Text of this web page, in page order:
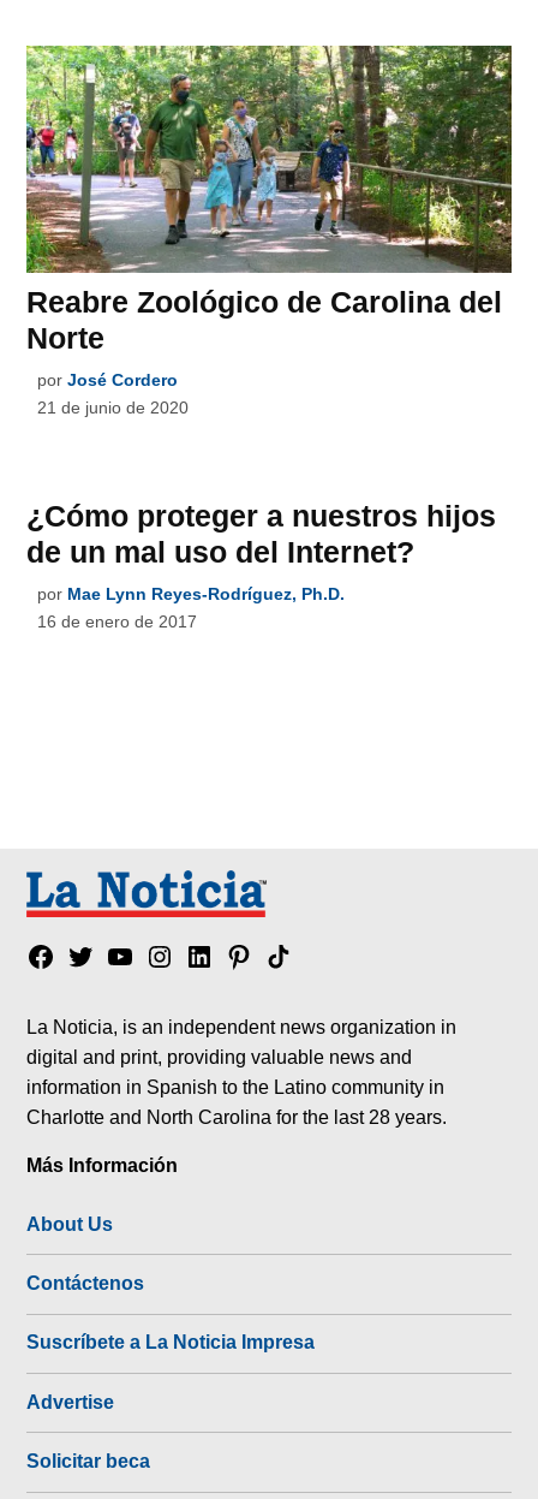
Reabre Zoológico de Carolina del
Norte
por José Cordero
21 de junio de 2020
¿Cómo proteger a nuestros hijos
de un mal uso del Internet?
por Mae Lynn Reyes-Rodríguez, Ph.D.
16 de enero de 2017
Facebook
TwitterYouTubeInstagram
LinkedinPinterest
Tik
La Noticia, is an independent news organization in
digital and print, providing valuable news and
information in Spanish to the Latino community in
Charlotte and North Carolina for the last 28 years.
Más Información
About Us
Contáctenos
Suscríbete a La Noticia Impresa
Advertise
Solicitar beca